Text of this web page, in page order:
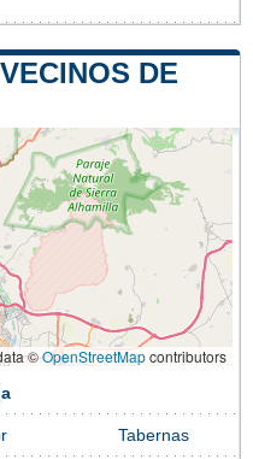
DE
©OpenStreetMapcontributors
Tabernas